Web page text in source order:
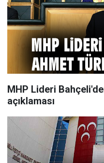
MHP Lideri
açıklaması